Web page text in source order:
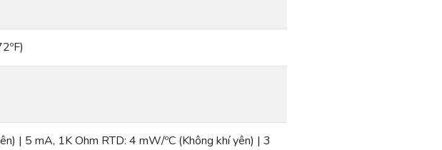
| 5 mA, 1K Ohm RTD: 4 mW/ºC (Không khí yên) | 3